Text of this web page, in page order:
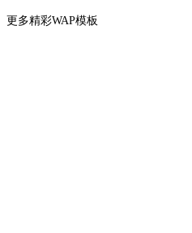
更多精彩WAP模板